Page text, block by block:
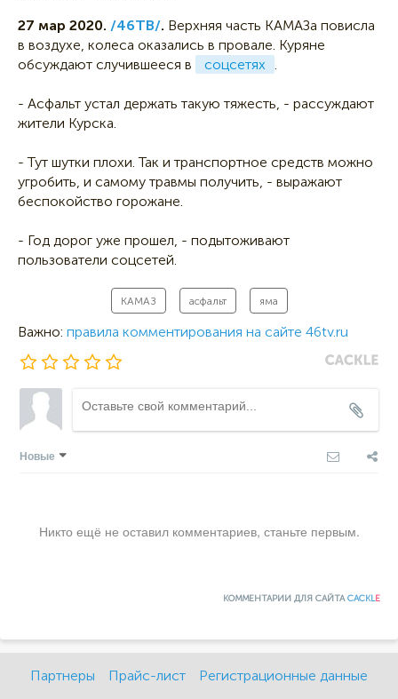
27 мар 2020. /46ТВ/. Верхняя часть КАМАЗа повисла
в воздухе, колеса оказались в провале. Куряне
обсуждают случившееся в
соцсетях
- Асфальт устал держать такую тяжесть, - рассуждают
жители Курска.
- Тут шутки плохи. Так и транспортное средств можно
угробить, и самому травмы получить, - выражают
беспокойство горожане.
- Год дорог уже прошел, - подытоживают
пользователи соцсетей.
КАМАЗ асфальт яма
Важно: правила комментирования на сайте 46tv.ru
Новые
Никто ещё не оставил комментариев, станьте первым.
КОММЕНТАРИИ ДЛЯ САЙТАCACKLE
Партнеры Прайс-лист Регистрационные данные